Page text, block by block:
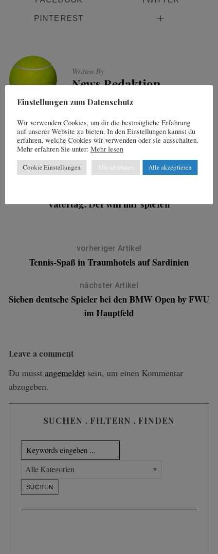
PINTEREST
Written By
News Redaktion
You may also like
Vatertag: Der will nur spielen
vorheriger Artikel
Tennis-Spaß in Traumhotels auf Sardinien
nächster Artikel
Sieben deutsche Spieler bei den BMW Open by FWU
im Hauptfeld
Leave a comment
Du musst angemeldetsein, um einen Kommentar
abzugeben.
SUCHEN . FILTERN . FINDEN
Einstellungen zum Datenschutz
Wir verwenden Cookies, um dir die bestmögliche Erfahrung
auf unserer Website zu bieten. In den Einstellungen kannst du
erfahren, welche Cookies wir verwenden oder sie ausschalten.
Mehr erfahren Sie unter: Mehr lesen
Cookie Einstellungen Alle ablehnen Alle akzeptieren